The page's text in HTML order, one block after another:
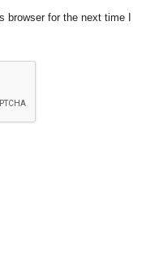
for the next time I